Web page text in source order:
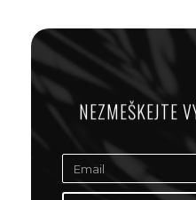
NEZMEŠKEJTE